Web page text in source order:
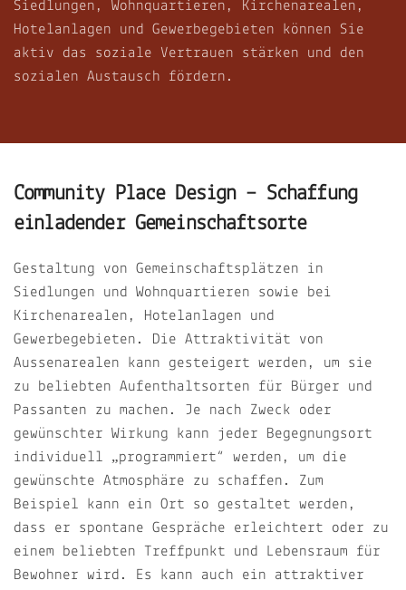
Siedlungen, Wohnquartieren, Kirchenarealen,
Hotelanlagen und Gewerbegebieten können Sie
aktiv das soziale Vertrauen stärken und den
sozialen Austausch fördern.
Community Place Design – Schaffung
einladender Gemeinschaftsorte
Gestaltung von Gemeinschaftsplätzen in
Siedlungen und Wohnquartieren sowie bei
Kirchenarealen, Hotelanlagen und
Gewerbegebieten. Die Attraktivität von
Aussenarealen kann gesteigert werden, um sie
zu beliebten Aufenthaltsorten für Bürger und
Passanten zu machen. Je nach Zweck oder
gewünschter Wirkung kann jeder Begegnungsort
individuell „programmiert“ werden, um die
gewünschte Atmosphäre zu schaffen. Zum
Beispiel kann ein Ort so gestaltet werden,
dass er spontane Gespräche erleichtert oder zu
einem beliebten Treffpunkt und Lebensraum für
Bewohner wird. Es kann auch ein attraktiver